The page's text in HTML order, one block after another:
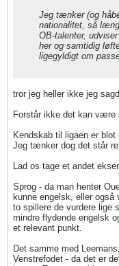
Jeg tænker (og
nationalitet, så
OB-talenter,
her og samtidig
ligegyldigt om
tror jeg heller ikke jeg
Forstår ikke det kan
Kendskab til ligaen er
Jeg tænker dog det står
Lad os tage et andet
Sprog - da man henter
kunne engelsk, eller
to spillere de vurdere lige
mindre flydende engelsk
et relevant punkt.
Det samme med
Venstrefodet - da det er